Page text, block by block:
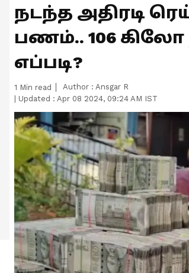
நடந்த அதிரடி
பணம்.. 106 கிலோ
எப்படி?
1 Min read Author : Ansgar R
Updated : Apr 08 2024, 09:24 AM IST